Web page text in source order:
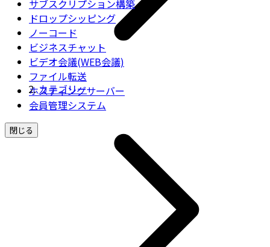
サブスクリプション構築
ドロップシッピング
ノーコード
ビジネスチャット
ビデオ会議(WEB会議)
ファイル転送
ホスティングサーバー
会員管理システム
閉じる
カテゴリー